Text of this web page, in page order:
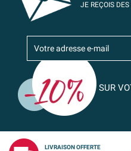
JE REÇOIS
SUR
LIVRAISON OFFERTE